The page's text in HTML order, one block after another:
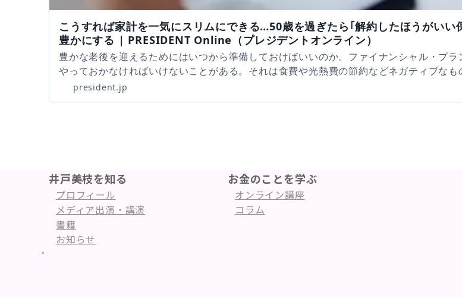
こうすれば家計を一気にスリムにできる…50歳を過ぎたら｢解約したほうがい
豊かにする | PRESIDENT Online（プレジデントオンライン）
豊かな老後を迎えるためにはいつから準備しておけばいいのか。ファイナンシャル・プ
やっておかなければいけないことがある。それは食費や光熱費の節約などネガティブな
president.jp
井戸美枝を知る
プロフィール
メディア出演・講演
書籍
お知らせ
お金のことを学ぶ
オンライン講座
コラム